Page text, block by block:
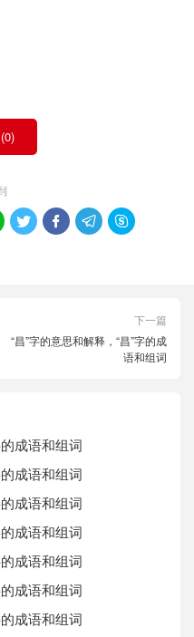
0)
   
下一篇
“昌”字的意思和解释，“昌”字的成
语和组词
成语和组词
成语和组词
成语和组词
成语和组词
成语和组词
成语和组词
成语和组词